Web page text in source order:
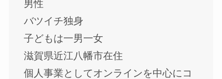
男性
バツイチ独身
子どもは一男一女
滋賀県近江八幡市在住
個人事業としてオンラインを中心にコ